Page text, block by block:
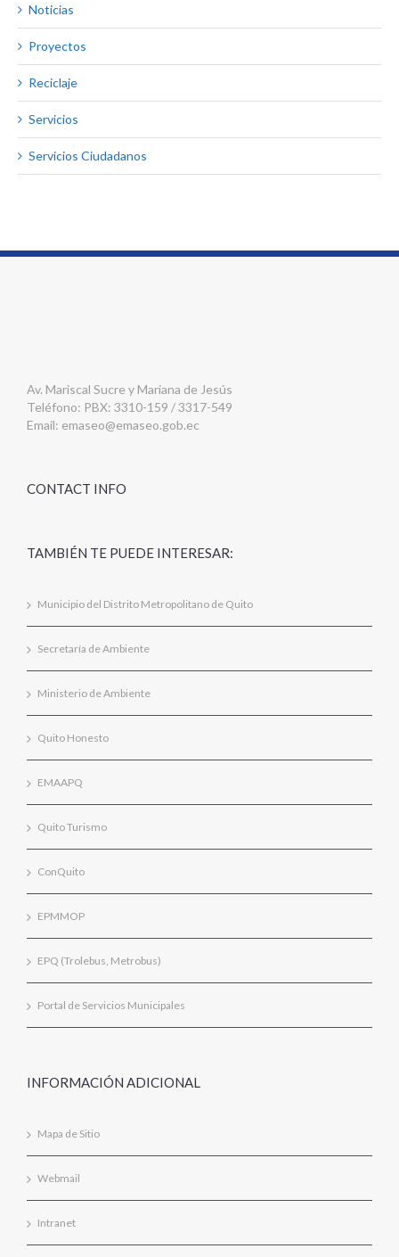
Noticias
Proyectos
Reciclaje
Servicios
Servicios Ciudadanos
Av. Mariscal Sucre y Mariana de Jesús
Teléfono: PBX: 3310-159 / 3317-549
Email: emaseo@emaseo.gob.ec
CONTACT INFO
TAMBIÉN TE PUEDE INTERESAR:
Municipio del Distrito Metropolitano de Quito
Secretaría de Ambiente
Ministerio de Ambiente
Quito Honesto
EMAAPQ
Quito Turismo
ConQuito
EPMMOP
EPQ (Trolebus, Metrobus)
Portal de Servicios Municipales
INFORMACIÓN ADICIONAL
Mapa de Sitio
Webmail
Intranet